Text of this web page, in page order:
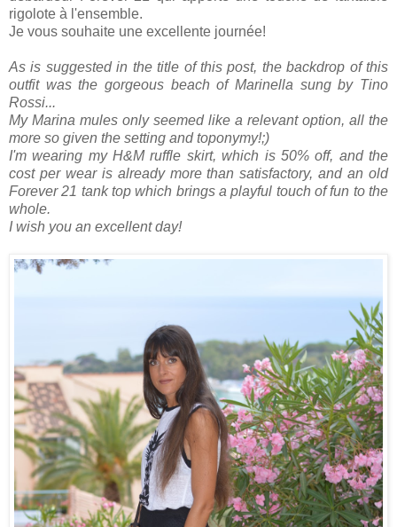
rigolote à l'ensemble.
Je vous souhaite une excellente journée!
As is suggested in the title of this post, the backdrop of this
outfit was the gorgeous beach of Marinella sung by Tino
Rossi...
My Marina mules only seemed like a relevant option, all the
more so given the setting and toponymy!;)
I'm wearing my H&M ruffle skirt, which is 50% off, and the
cost per wear is already more than satisfactory, and an old
Forever 21 tank top which brings a playful touch of fun to the
whole.
I wish you an excellent day!